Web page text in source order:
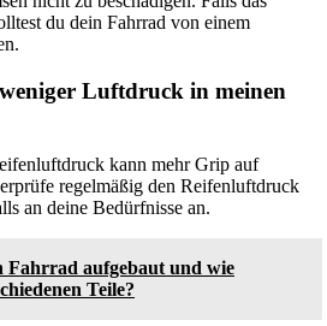
du dein Fahrrad von einem
Luftdruck in meinen
kann mehr Grip auf
regelmäßig den Reifenluftdruck
an deine Bedürfnisse an.
Fahrrad aufgebaut und wie
Teile?